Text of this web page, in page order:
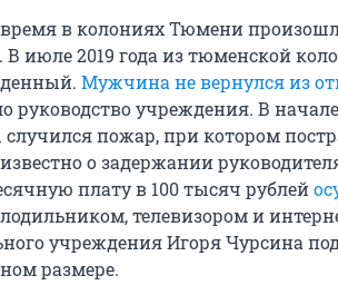
время в колониях Тюмени
июле 2019 года из тюменской
Мужчина не вернулся из
руководство учреждения. В
пожар, при котором
о задержании
плату в 100 тысяч рублей
телевизором и
учреждения Игоря Чурсина
размере.